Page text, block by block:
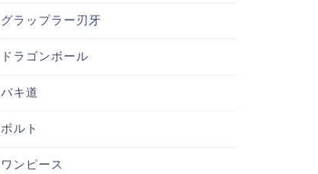
グラップラー刃牙
ドラゴンボール
バキ道
ボルト
ワンピース